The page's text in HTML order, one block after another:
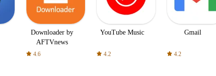
Downloader by
AFTVnews
4.6
YouTube Music
4.2
Gmail
4.2